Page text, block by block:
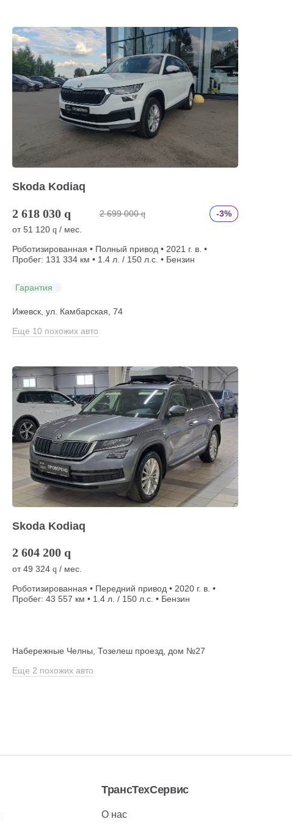
Skoda Kodiaq
2 618 030 q 2 699 000 q
-3%
от51 120 q / мес.
Роботизированная • Полный привод • 2021 г. в. •
Пробег: 131 334 км • 1.4 л. / 150 л.с. • Бензин
Гарантия
Ижевск, ул. Камбарская, 74
Еще 10 похожих авто
Skoda Kodiaq
2 604 200 q
от49 324 q / мес.
Роботизированная • Передний привод • 2020 г. в. •
Пробег: 43 557 км • 1.4 л. / 150 л.с. • Бензин
Набережные Челны, Тозелеш проезд, дом №27
Еще 2 похожих авто
ТрансТехСервис
О нас